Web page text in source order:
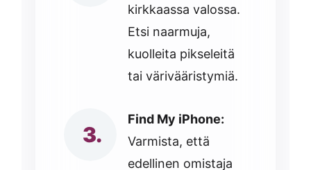
kirkkaassa valossa.
Etsi naarmuja,
kuolleita pikseleitä
tai värivääristymiä.
Find My iPhone:
Varmista, että
edellinen omistaja